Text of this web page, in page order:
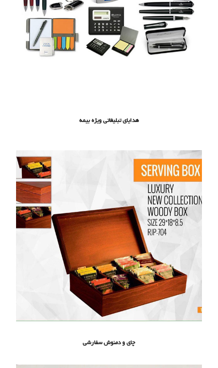
هدایای تبلیغاتی ویژه بیمه
چای و دمنوش سفارشی